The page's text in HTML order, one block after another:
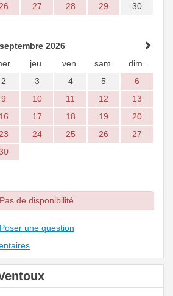
27 28 29
30
septembre 2026
jeu. ven. sam.
dim.
2 3 4 5
6
9 10 11 12
13
16 17 18 19
20
24 25 26
27
Pas de disponibilité
Poser une question